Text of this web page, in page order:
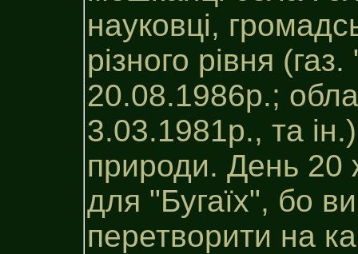
науковці,
різного рівня
20.08.1986р.;
3.03.1981р., та
природи. День 20
для "Бугаїх", бо
перетворити на